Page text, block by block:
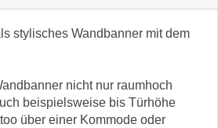
stylisches Wandbanner mit dem
nicht nur raumhoch
beispielsweise bis Türhöhe
über einer Kommode oder